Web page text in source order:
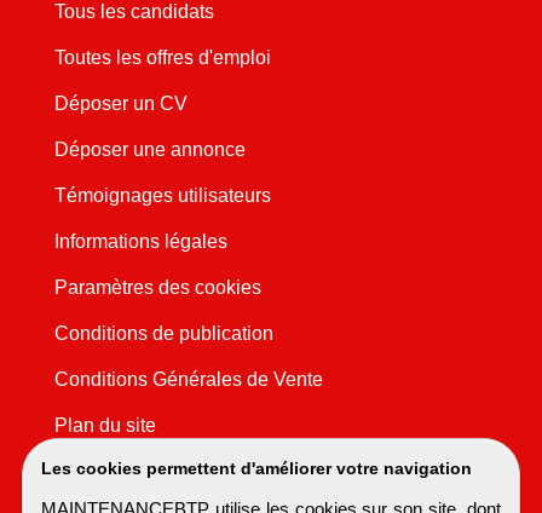
Les cookies permettent d'améliorer votre navigation
MAINTENANCEBTP utilise les cookies sur son site, dont
Tous les candidats
Toutes les offres d'emploi
Déposer un CV
Déposer une annonce
Témoignages utilisateurs
Informations légales
Paramètres des cookies
Conditions de publication
Conditions Générales de Vente
Plan du site